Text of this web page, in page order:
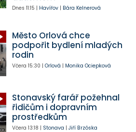
Dnes 11:15 | Havířov| Bára Kelnerová
Město Orlová chce
podpořit bydlení mladých
rodin
Včera 15:30 | Orlová | Monika Ociepková
Stonavský farář požehnal
řidičům i dopravním
prostředkům
Včera 13:18 | Stonava | Jiří Brzóska